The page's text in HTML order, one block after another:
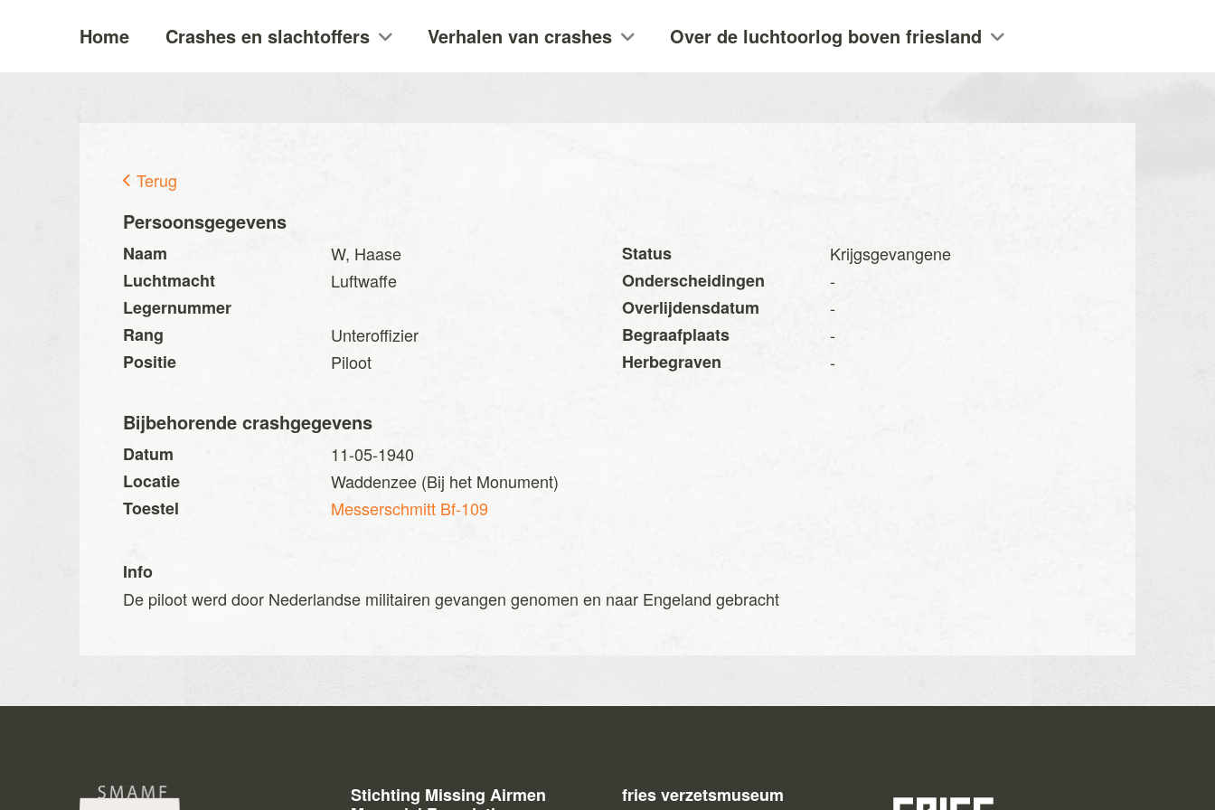
Home Crashes en slachtoffers Verhalen van crashes Over de luchtoorlog boven friesland
Terug
Persoonsgegevens
Naam
W, Haase
Luchtmacht
Luftwaffe
Legernummer
Rang
Unteroffizier
Positie
Piloot
Status
Krijgsgevangene
Onderscheidingen
-
Overlijdensdatum
-
Begraafplaats
-
Herbegraven
-
Bijbehorende crashgegevens
Datum
11-05-1940
Locatie
Waddenzee (Bij het Monument)
Toestel
Messerschmitt Bf-109
Info
De piloot werd door Nederlandse militairen gevangen genomen en naar Engeland gebracht
Stichting Missing Airmen
fries verzetsmuseum